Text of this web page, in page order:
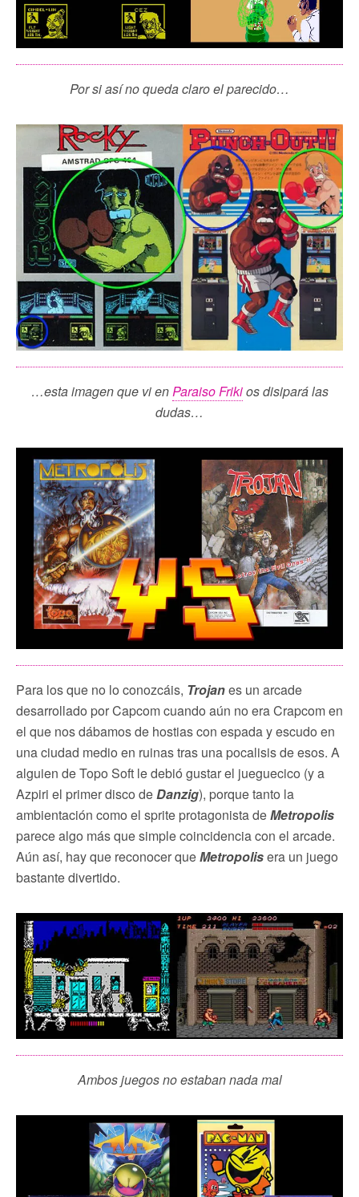
Por si así no queda claro el parecido…
…esta imagen que vi enParaiso Frikios disipará las
dudas…
Para los que no lo conozcáis, Trojanes un arcade
desarrollado por Capcom cuando aún no era Crapcom en
el que nos dábamos de hostias con espada y escudo en
una ciudad medio en ruinas tras una pocalisis de esos. A
alguien de Topo Soft le debió gustar el jueguecico (y a
Azpiri el primer disco deDanzig), porque tanto la
ambientación como el sprite protagonista deMetropolis
parece algo más que simple coincidencia con el arcade.
Aún así, hay que reconocer queMetropolisera un juego
bastante divertido.
Ambos juegos no estaban nada mal